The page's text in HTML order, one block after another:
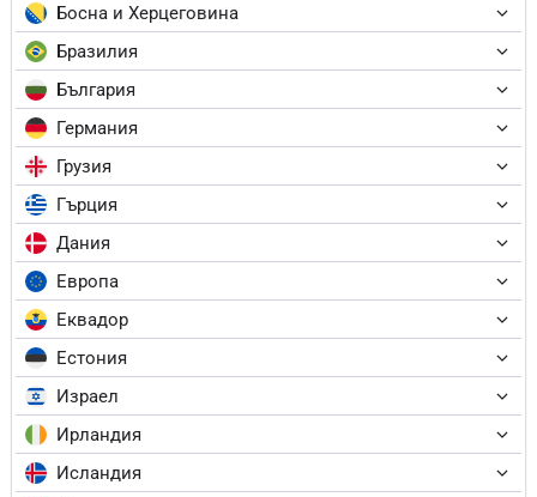
Босна и Херцеговина
Бразилия
България
Германия
Грузия
Гърция
Дания
Европа
Еквадор
Естония
Израел
Ирландия
Исландия